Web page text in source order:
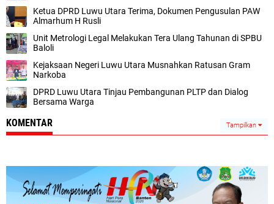
Ketua DPRD Luwu Utara Terima, Dokumen Pengusulan PAW
Almarhum H Rusli
Unit Metrologi Legal Melakukan Tera Ulang Tahunan di SPBU
Baloli
Kejaksaan Negeri Luwu Utara Musnahkan Ratusan Gram
Narkoba
DPRD Luwu Utara Tinjau Pembangunan PLTP dan Dialog
Bersama Warga
KOMENTAR Tampilkan